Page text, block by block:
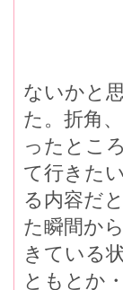
ないかと
た。折角
ったとこ
て行きた
る内容だ
た瞬間か
きている
ともとか